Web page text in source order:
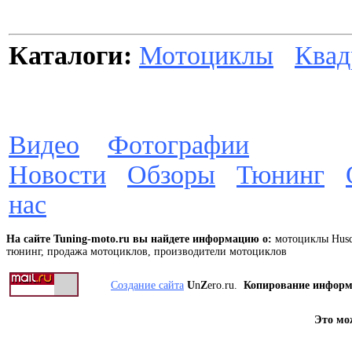
Каталоги: Мотоциклы
Видео
Фотографии
Новости
Обзоры Тюнинг
нас
На сайте Tuning-moto.ru вы найдете информацию о: мотоциклы
тюнинг, продажа мотоциклов, производители мотоциклов
Создание сайта UnZero.ru. Копирование
Это